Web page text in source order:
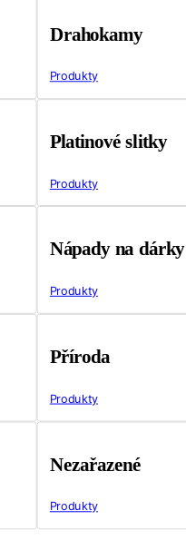
Drahokamy
Produkty
Platinové slitky
Produkty
Nápady na dárky
Produkty
Příroda
Produkty
Nezařazené
Produkty